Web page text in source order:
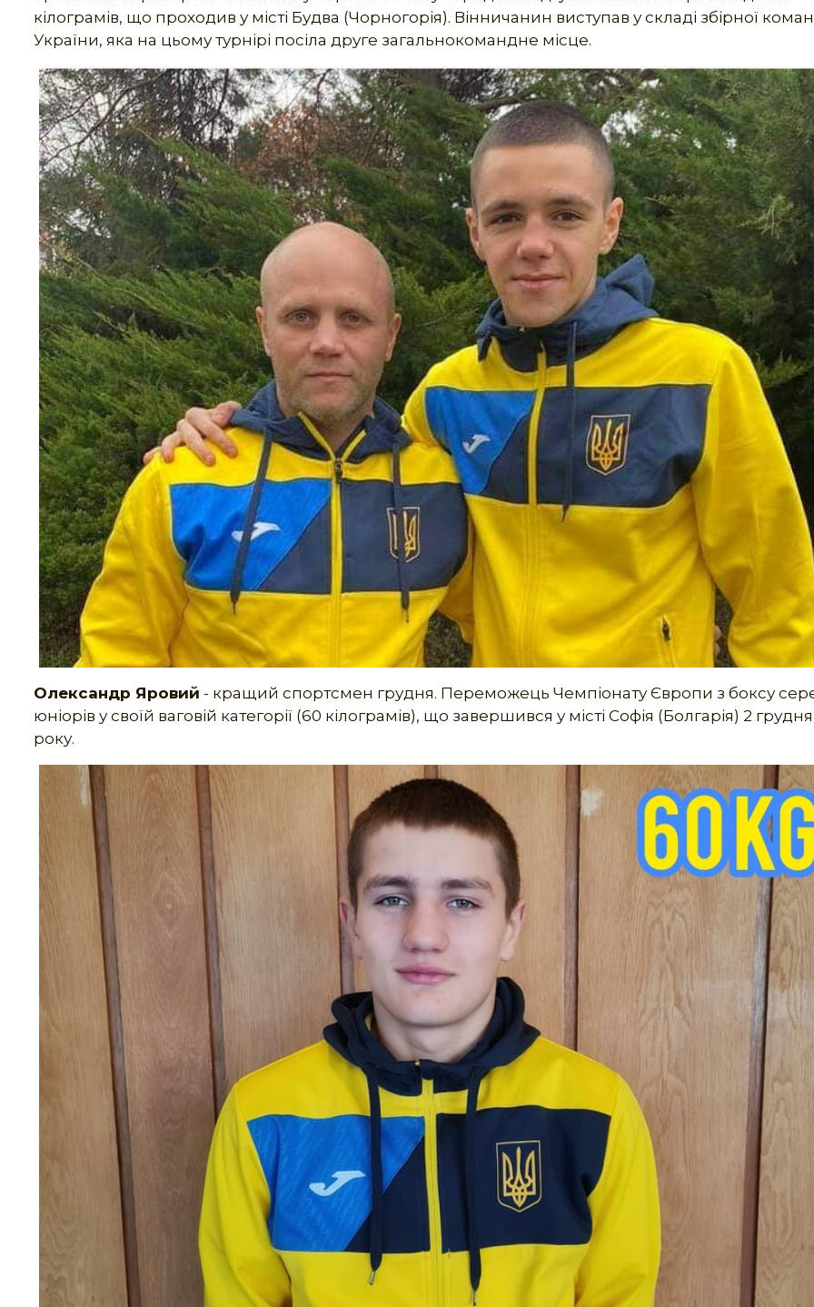
кілограмів, що проходив у місті Будва (Чорногорія). Вінничанин виступав у складі збірної
України, яка на цьому турнірі посіла друге загальнокомандне місце.
Олександр Яровий - кращий спортсмен грудня. Переможець Чемпіонату Європи з боксу
юніорів у своїй ваговій категорії (60 кілограмів), що завершився у місті Софія (Болгарія) 2
року.